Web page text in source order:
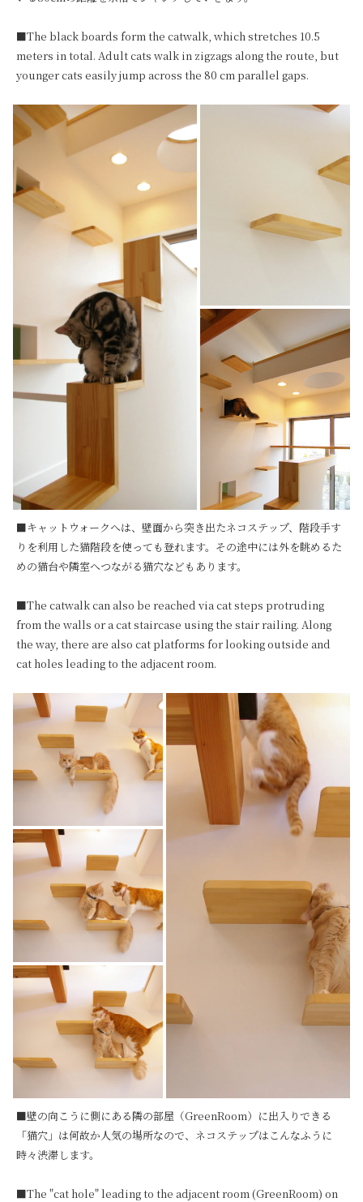
■The black boards form the catwalk, which stretches 10.5
meters in total. Adult cats walk in zigzags along the route, but
younger cats easily jump across the 80 cm parallel gaps.
■キャットウォークへは、壁面から突き出たネコステップ、階段手す
りを利用した猫階段を使っても登れます。その途中には外を眺めるた
めの猫台や隣室へつながる猫穴などもあります。
■The catwalk can also be reached via cat steps protruding
from the walls or a cat staircase using the stair railing. Along
the way, there are also cat platforms for looking outside and
cat holes leading to the adjacent room.
■壁の向こうに側にある隣の部屋（GreenRoom）に出入りできる
「猫穴」は何故か人気の場所なので、ネコステップはこんなふうに
時々渋滞します。
■The "cat hole" leading to the adjacent room (GreenRoom) on